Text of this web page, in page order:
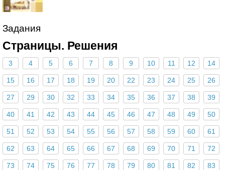
Задания
Страницы. Решения
3 4 5 6 7 8 9 10 11 12 14
15 16 17 18 19 20 22 23 24 25 26
27 29 30 32 33 34 35 36 37 38 39
40 41 42 43 44 45 46 47 48 49 50
51 52 53 54 55 56 57 58 59 60 61
62 63 64 65 66 67 68 69 70 71 72
73 74 75 76 77 78 79 80 81 82 83